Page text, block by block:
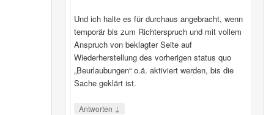
Und ich halte es für durchaus angebracht, wenn
temporär bis zum Richterspruch und mit vollem
Anspruch von beklagter Seite auf
Wiederherstellung des vorherigen status quo
„Beurlaubungen“ o.ä. aktiviert werden, bis die
Sache geklärt ist.
Antworten ↓